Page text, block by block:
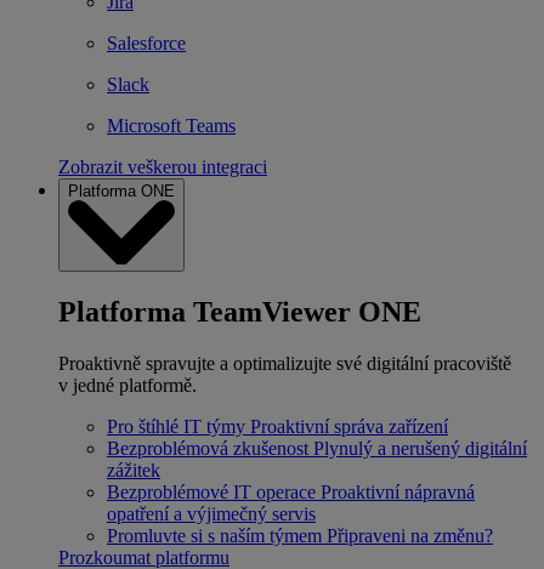
Salesforce
Slack
Microsoft Teams
Zobrazit veškerou integraci
Platforma ONE
Platforma TeamViewer ONE
Proaktivně spravujte a optimalizujte své digitální pracoviště
v jedné platformě.
Pro štíhlé IT týmy Proaktivní správa zařízení
Bezproblémová zkušenost Plynulý a nerušený digitální
zážitek
Bezproblémové IT operace Proaktivní nápravná
opatření a výjimečný servis
Promluvte si s naším týmem Připraveni na změnu?
Prozkoumat platformu